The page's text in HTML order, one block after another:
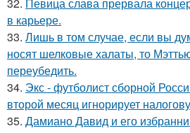
32. Певица слава прервала
в карьере.
33. Лишь в том случае, если вы
носят шелковые халаты, то
переубедить.
34. Экс - футболист сборной
второй месяц игнорирует
35. Дамиано Давид и его